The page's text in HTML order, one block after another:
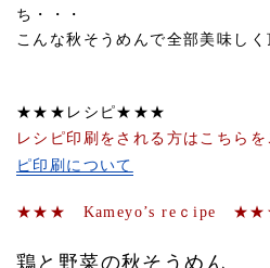
ち・・・
こんな秋そうめんで全部美味しく
★★★レシピ★★★
レシピ印刷をされる方はこち
ピ印刷について
★★★ Kameyo’s reｃipe
鶏と野菜の秋そうめん